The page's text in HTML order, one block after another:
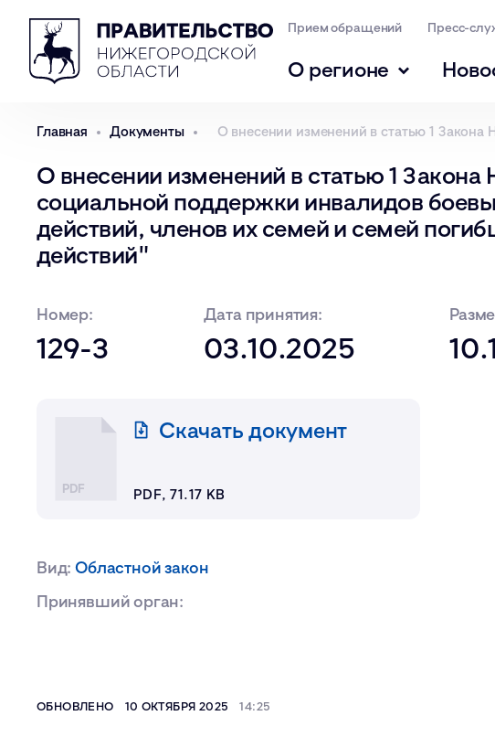
Прием обращений Пресс-
О регионе
Главная Документы О внесении изменений в статью 1
О внесении изменений в статью 1
социальной поддержки инвалидов
действий, членов их семей и семей
действий"
Номер:
129-З
Дата принятия:
03.10.2025
PDF
Скачать документ
PDF, 71.17 KB
Вид:Областной закон
Принявший орган:
ОБНОВЛЕНО 10 ОКТЯБРЯ 2025 14:25